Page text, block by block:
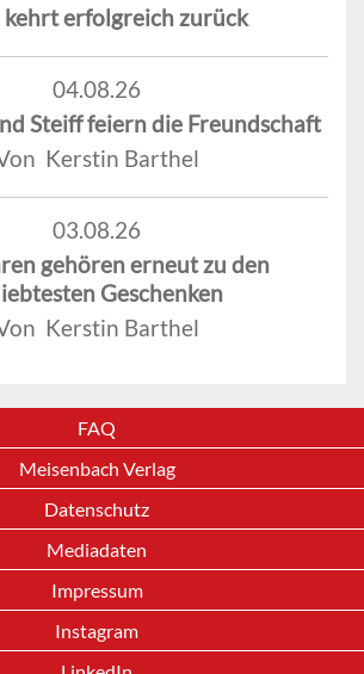
kehrt erfolgreich zurück
04.08.26
Steiff feiern die Freundschaft
Kerstin Barthel
03.08.26
gehören erneut zu den
Geschenken
Kerstin Barthel
FAQ
Meisenbach Verlag
Datenschutz
Mediadaten
Impressum
Instagram